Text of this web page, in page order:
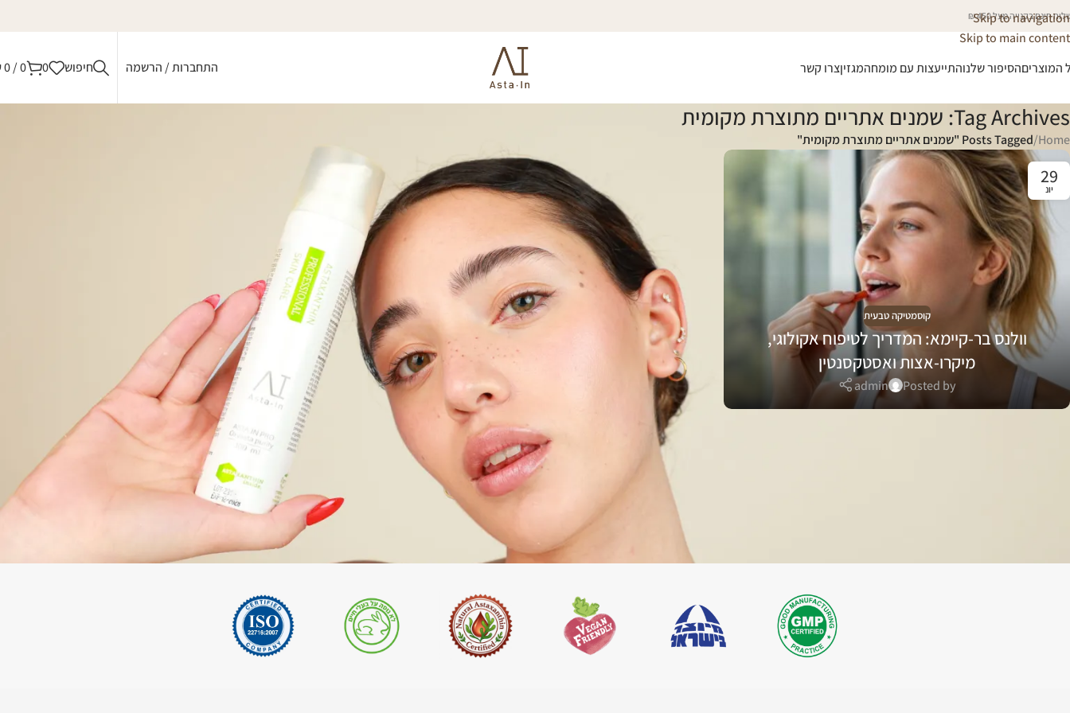
Skip to navigation
Skip to main content
חינם בקנייה מעל 450 ₪
המוצריםהסיפור שלנוהתייעצות עם מומחהמגזיןצרו קשר התחברות / הרשמה חיפוש 0
0
/
0
Tag Archives: שמנים אתריים מתוצרת מקומית
Home
/Posts Tagged "שמנים אתריים מתוצרת מקומית"
29
יונ
קוסמטיקה טבעית
וולנס בר-קיימא: המדריך לטיפוח אקולוגי,
מיקרו-אצות ואסטקסנטין
Posted by
admin